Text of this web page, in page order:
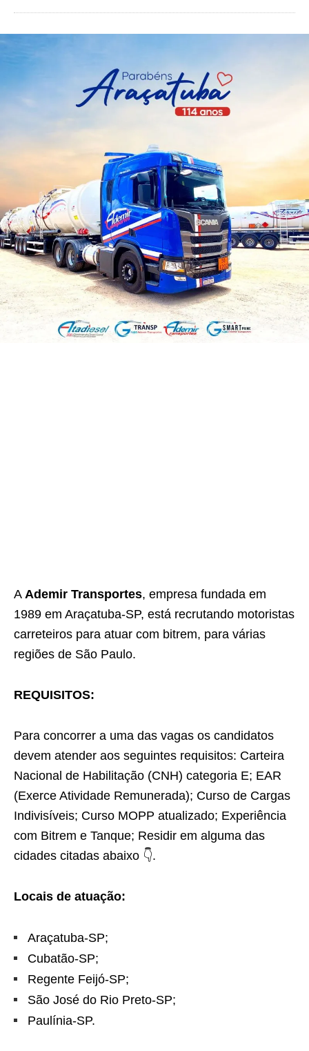
A Ademir Transportes, empresa fundada em
1989 em Araçatuba-SP, está recrutando motoristas
carreteiros para atuar com bitrem, para várias
regiões de São Paulo.
REQUISITOS:
Para concorrer a uma das vagas os candidatos
devem atender aos seguintes requisitos: Carteira
Nacional de Habilitação (CNH) categoria E; EAR
(Exerce Atividade Remunerada); Curso de Cargas
Indivisíveis; Curso MOPP atualizado; Experiência
com Bitrem e Tanque; Residir em alguma das
cidades citadas abaixo 👇.
Locais de atuação:
Araçatuba-SP;
Cubatão-SP;
Regente Feijó-SP;
São José do Rio Preto-SP;
Paulínia-SP.